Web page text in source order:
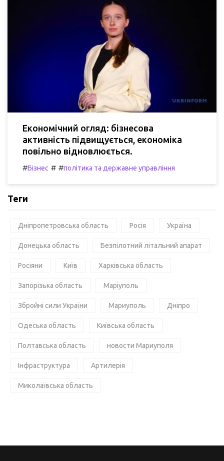
Економічний огляд: бізнесова
активність підвищується, економіка
повільно відновлюється.
#Бізнес # #політика та державне управління
Теги
Дніпропетровська область Росія Україна
Донецька область Безпілотний літальний апарат
Росіяни Київ Харківська область
Запорізька область Маріуполь
Збройні сили України Мариуполь Дніпро
Одеська область Київська область
Полтавська область новости Мариуполя
Інфраструктура Артилерія
Миколаївська область